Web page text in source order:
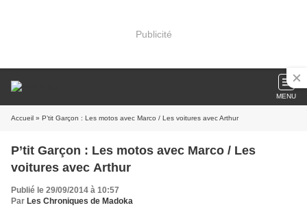
Publicité
MENU
Accueil » P’tit Garçon : Les motos avec Marco / Les voitures avec Arthur
P’tit Garçon : Les motos avec Marco / Les
voitures avec Arthur
Publié le 29/09/2014 à 10:57
Par Les Chroniques de Madoka